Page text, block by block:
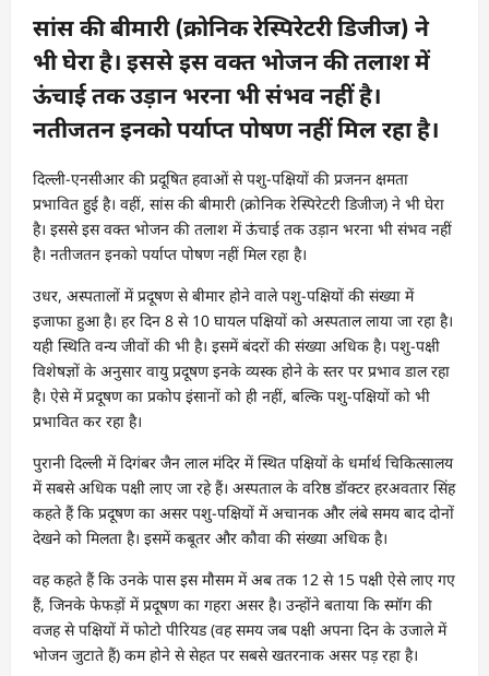
सांस की बीमारी (क्रोनिक रेस्पिरेटरी डिजीज) ने
भी घेरा है। इससे इस वक्त भोजन की तलाश में
ऊंचाई तक उड़ान भरना भी संभव नहीं है।
नतीजतन इनको पर्याप्त पोषण नहीं मिल रहा है।
दिल्ली-एनसीआर की प्रदूषित हवाओं से पशु-पक्षियों की प्रजनन क्षमता
प्रभावित हुई है। वहीं, सांस की बीमारी (क्रोनिक रेस्पिरेटरी डिजीज) ने भी घेरा
है। इससे इस वक्त भोजन की तलाश में ऊंचाई तक उड़ान भरना भी संभव नहीं
है। नतीजतन इनको पर्याप्त पोषण नहीं मिल रहा है।
उधर, अस्पतालों में प्रदूषण से बीमार होने वाले पशु-पक्षियों की संख्या में
इजाफा हुआ है। हर दिन 8 से 10 घायल पक्षियों को अस्पताल लाया जा रहा है।
यही स्थिति वन्य जीवों की भी है। इसमें बंदरों की संख्या अधिक है। पशु-पक्षी
विशेषज्ञों के अनुसार वायु प्रदूषण इनके व्यस्क होने के स्तर पर प्रभाव डाल रहा
है। ऐसे में प्रदूषण का प्रकोप इंसानों को ही नहीं, बल्कि पशु-पक्षियों को भी
प्रभावित कर रहा है।
पुरानी दिल्ली में दिगंबर जैन लाल मंदिर में स्थित पक्षियों के धर्मार्थ चिकित्सालय
में सबसे अधिक पक्षी लाए जा रहे हैं। अस्पताल के वरिष्ठ डॉक्टर हरअवतार सिंह
कहते हैं कि प्रदूषण का असर पशु-पक्षियों में अचानक और लंबे समय बाद दोनों
देखने को मिलता है। इसमें कबूतर और कौवा की संख्या अधिक है।
वह कहते हैं कि उनके पास इस मौसम में अब तक 12 से 15 पक्षी ऐसे लाए गए
हैं, जिनके फेफड़ों में प्रदूषण का गहरा असर है। उन्होंने बताया कि स्मॉग की
वजह से पक्षियों में फोटो पीरियड (वह समय जब पक्षी अपना दिन के उजाले में
भोजन जुटाते हैं) कम होने से सेहत पर सबसे खतरनाक असर पड़ रहा है।